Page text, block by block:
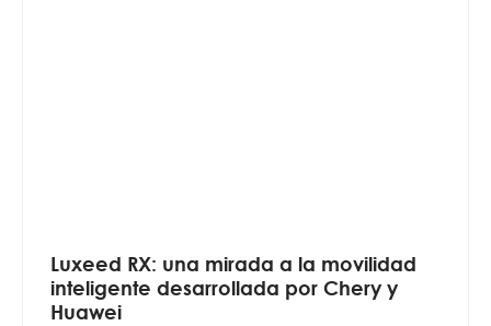
Luxeed RX: una mirada a la movilidad
inteligente desarrollada por Chery y
Huawei